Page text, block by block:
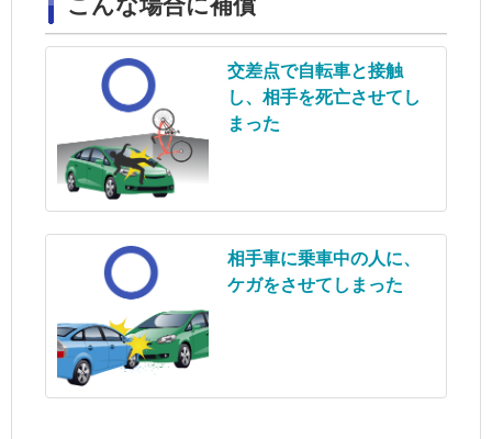
交差点で自転車と接触
し、相手を死亡させてし
まった
相手車に乗車中の人に、
ケガをさせてしまった